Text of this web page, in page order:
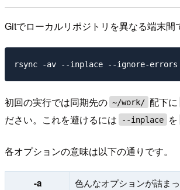
Gitでローカルリポジトリを異なる端末
初回の実行では同期先の ~/work/ 配下に
ださい。これを避けるには
--inplace を
各オプションの意味は以下の通りです。
-a
色んなオプションが詰ま